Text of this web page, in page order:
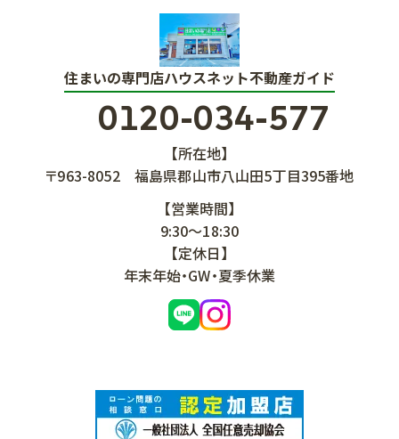
住まいの専門店ハウスネット不動産ガイド
0120-034-577
【所在地】
〒963-8052
福島県郡山市八山田5丁目395番地
【営業時間】
9:30～18:30
【定休日】
年末年始・GW・夏季休業